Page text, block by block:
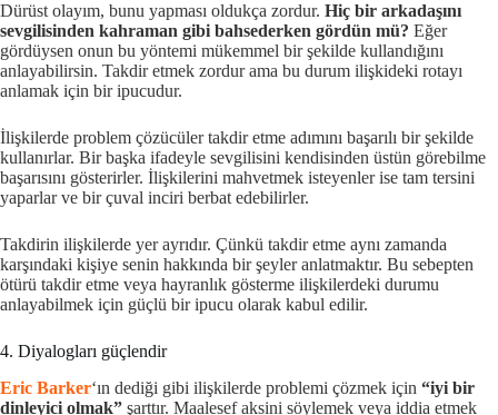
Dürüst olayım, bunu yapması oldukça zordur. Hiç bir arkadaşını
sevgilisinden kahraman gibi bahsederken gördün mü? Eğer
gördüysen onun bu yöntemi mükemmel bir şekilde kullandığını
anlayabilirsin. Takdir etmek zordur ama bu durum ilişkideki rotayı
anlamak için bir ipucudur.
İlişkilerde problem çözücüler takdir etme adımını başarılı bir şekilde
kullanırlar. Bir başka ifadeyle sevgilisini kendisinden üstün görebilme
başarısını gösterirler. İlişkilerini mahvetmek isteyenler ise tam tersini
yaparlar ve bir çuval inciri berbat edebilirler.
Takdirin ilişkilerde yer ayrıdır. Çünkü takdir etme aynı zamanda
karşındaki kişiye senin hakkında bir şeyler anlatmaktır. Bu sebepten
ötürü takdir etme veya hayranlık gösterme ilişkilerdeki durumu
anlayabilmek için güçlü bir ipucu olarak kabul edilir.
4. Diyalogları güçlendir
Eric Barker‘ın dediği gibi ilişkilerde problemi çözmek için “iyi bir
dinleyici olmak” şarttır. Maalesef aksini söylemek veya iddia etmek